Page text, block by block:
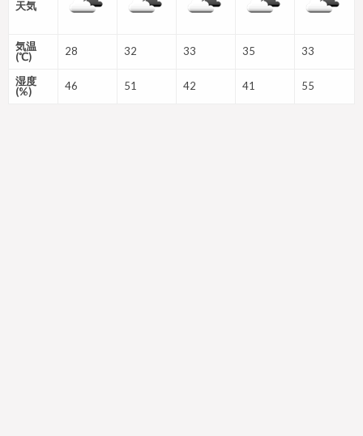
天気
気温
(℃)
28 32 33 35 33
湿度
(%)
46 51 42 41 55